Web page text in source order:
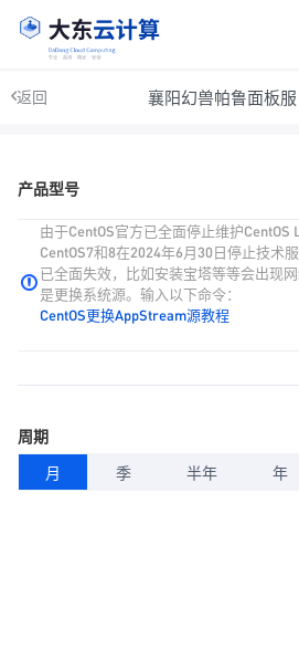
返回 襄阳幻兽帕鲁面板服
产品型号
由于CentOS官方已全面停止维护CentOS
CentOS7和8在2024年6月30日停止技术
已全面失效，比如安装宝塔等等会出现
是更换系统源。输入以下命令：
CentOS更换AppStream源教程
周期
月
季 半年 年